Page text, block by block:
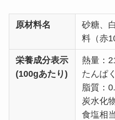
原材料名
砂糖、
料（赤
栄養成分表示
(100gあたり)
熱量：
たんぱ
脂質：
炭水化
食塩相